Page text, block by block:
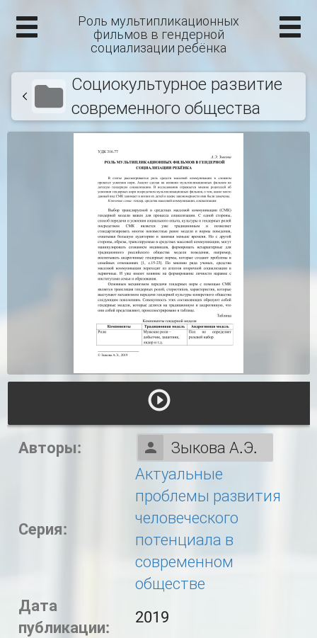
Роль мультипликационных
фильмов в гендерной
социализации ребёнка
Социокультурное развитие
современного общества
Авторы: Зыкова А.Э.
Серия:
Актуальные
проблемы развития
человеческого
потенциала в
современном
обществе
Дата
публикации:
2019